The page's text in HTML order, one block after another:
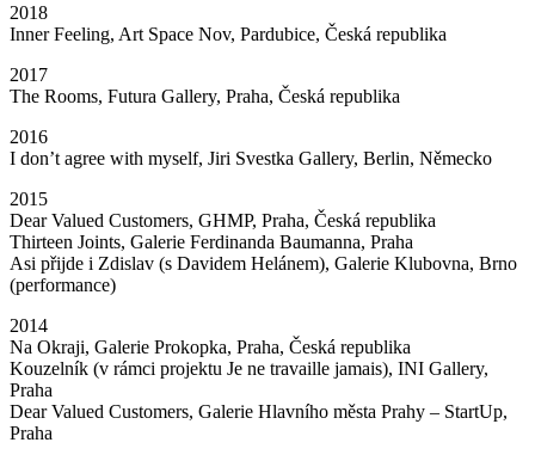
2018
Inner Feeling, Art Space Nov, Pardubice, Česká republika
2017
The Rooms, Futura Gallery, Praha, Česká republika
2016
I don’t agree with myself, Jiri Svestka Gallery, Berlin, Německo
2015
Dear Valued Customers, GHMP, Praha, Česká republika
Thirteen Joints, Galerie Ferdinanda Baumanna, Praha
Asi přijde i Zdislav (s Davidem Helánem), Galerie Klubovna, Brno
(performance)
2014
Na Okraji, Galerie Prokopka, Praha, Česká republika
Kouzelník (v rámci projektu Je ne travaille jamais), INI Gallery,
Praha
Dear Valued Customers, Galerie Hlavního města Prahy – StartUp,
Praha